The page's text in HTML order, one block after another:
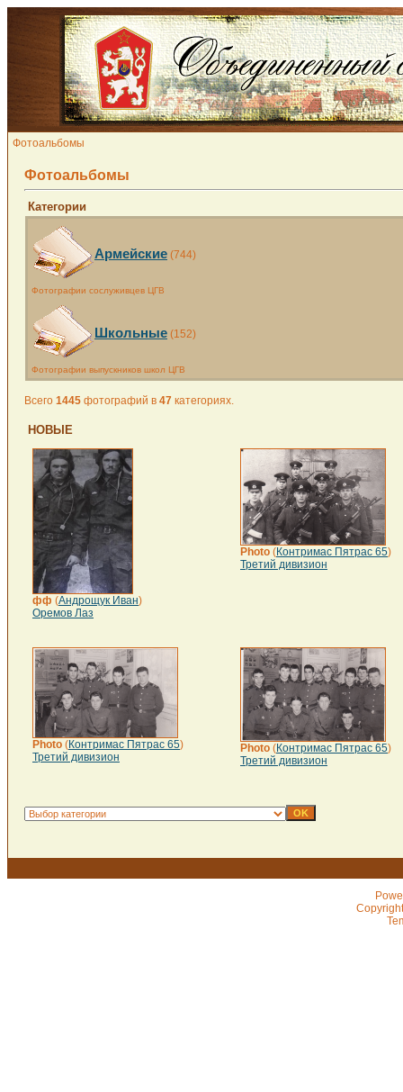
Фотоальбомы
Фотоальбомы
Категории
Армейские (744)
Фотографии сослуживцев ЦГВ
Школьные (152)
Фотографии выпускников школ ЦГВ
Всего 1445 фотографий в 47 категориях.
НОВЫЕ
фф (Андрощук Иван)
Оремов Лаз
Photo (Контримас Пятрас 65)
Третий дивизион
Photo (Контримас Пятрас 65)
Третий дивизион
Photo (Контримас Пятрас 65)
Третий дивизион